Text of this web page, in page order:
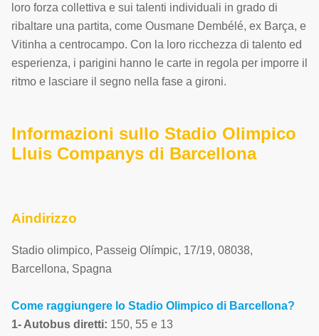
loro forza collettiva e sui talenti individuali in grado di
ribaltare una partita, come Ousmane Dembélé, ex Barça, e
Vitinha a centrocampo. Con la loro ricchezza di talento ed
esperienza, i parigini hanno le carte in regola per imporre il
ritmo e lasciare il segno nella fase a gironi.
Informazioni sullo Stadio Olimpico
Lluis Companys di Barcellona
Aindirizzo
Stadio olimpico, Passeig Olímpic, 17/19, 08038,
Barcellona, Spagna
Come raggiungere lo Stadio Olimpico di Barcellona?
1- Autobus diretti: 150, 55 e 13